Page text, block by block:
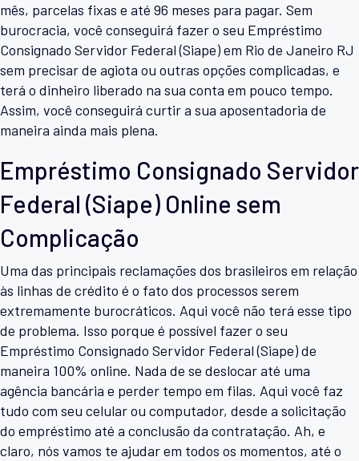
mês, parcelas fixas e até 96 meses para pagar. Sem
burocracia, você conseguirá fazer o seu Empréstimo
Consignado Servidor Federal (Siape) em Rio de Janeiro RJ
sem precisar de agiota ou outras opções complicadas, e
terá o dinheiro liberado na sua conta em pouco tempo.
Assim, você conseguirá curtir a sua aposentadoria de
maneira ainda mais plena.
Empréstimo Consignado Servidor
Federal (Siape) Online sem
Complicação
Uma das principais reclamações dos brasileiros em relação
às linhas de crédito é o fato dos processos serem
extremamente burocráticos. Aqui você não terá esse tipo
de problema. Isso porque é possível fazer o seu
Empréstimo Consignado Servidor Federal (Siape) de
maneira 100% online. Nada de se deslocar até uma
agência bancária e perder tempo em filas. Aqui você faz
tudo com seu celular ou computador, desde a solicitação
do empréstimo até a conclusão da contratação. Ah, e
claro, nós vamos te ajudar em todos os momentos, até o